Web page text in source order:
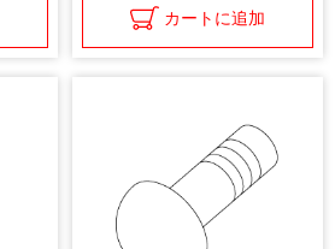
カートに追加